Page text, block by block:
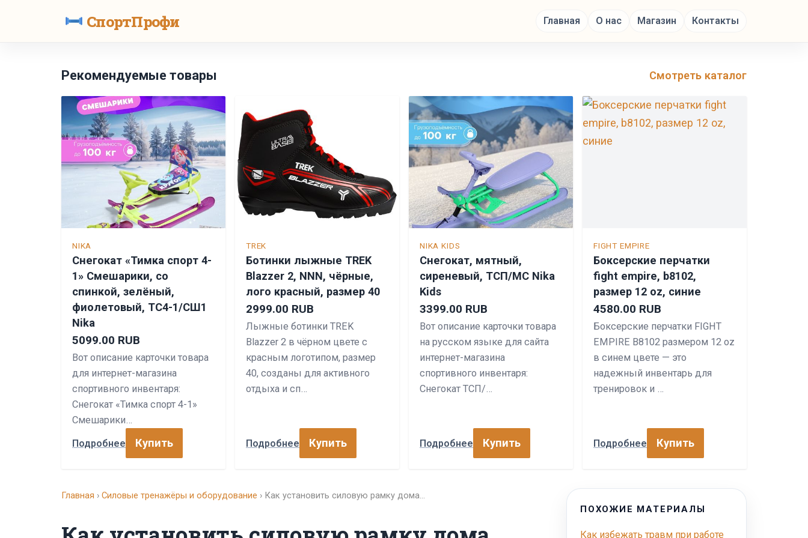
СпортПрофи Главная О нас Магазин Контакты
Рекомендуемые товары Смотреть каталог
NIKA
Снегокат «Тимка спорт 4-
1» Смешарики, со
спинкой, зелёный,
фиолетовый, ТС4-1/СШ1
Nika
5099.00 RUB
Вот описание карточки товара
для интернет-магазина
спортивного инвентаря:
Снегокат «Тимка спорт 4-1»
Смешарики…
Подробнее Купить
TREK
Ботинки лыжные TREK
Blazzer 2, NNN, чёрные,
лого красный, размер 40
2999.00 RUB
Лыжные ботинки TREK
Blazzer 2 в чёрном цвете с
красным логотипом, размер
40, созданы для активного
отдыха и сп…
Подробнее Купить
NIKA KIDS
Снегокат, мятный,
сиреневый, ТСП/МС Nika
Kids
3399.00 RUB
Вот описание карточки товара
на русском языке для сайта
интернет-магазина
спортивного инвентаря:
Снегокат ТСП/…
Подробнее Купить
FIGHT EMPIRE
Боксерские перчатки
fight empire, b8102,
размер 12 oz, синие
4580.00 RUB
Боксерские перчатки FIGHT
EMPIRE B8102 размером 12 oz
в синем цвете — это
надежный инвентарь для
тренировок и …
Подробнее Купить
Главная › Силовые тренажёры и оборудование › Как установить силовую рамку дома…
ПОХОЖИЕ МАТЕРИАЛЫ
Как избежать травм при работе